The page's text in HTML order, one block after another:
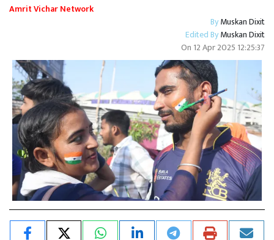
Amrit Vichar Network
ByMuskan Dixit
Edited ByMuskan Dixit
On 12 Apr 2025 12:25:37